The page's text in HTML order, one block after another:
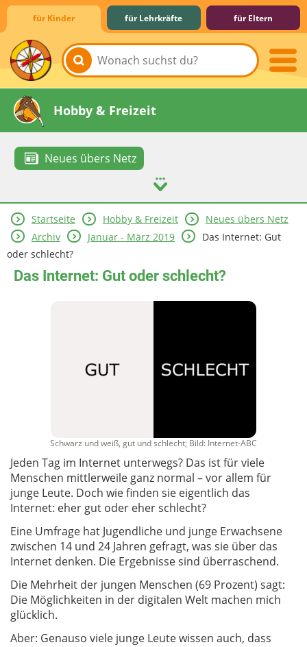
für Kinder für Lehrkräfte für Eltern
Lernen & Schule
Hobby & Freizeit
Neues übers Netz
Spiel & Spaß
Mitreden & Mitmachen
Startseite Hobby & Freizeit
Neues übers Netz
Archiv
Januar - März 2019
Das Internet: Gut
oder schlecht?
Das Internet: Gut oder schlecht?
Schwarz und weiß, gut und schlecht; Bild: Internet-ABC
Jeden Tag im Internet unterwegs? Das ist für viele
Menschen mittlerweile ganz normal – vor allem für
junge Leute. Doch wie finden sie eigentlich das
Internet: eher gut oder eher schlecht?
Eine Umfrage hat Jugendliche und junge Erwachsene
zwischen 14 und 24 Jahren gefragt, was sie über das
Internet denken. Die Ergebnisse sind überraschend.
Die Mehrheit der jungen Menschen (69 Prozent) sagt:
Die Möglichkeiten in der digitalen Welt machen mich
glücklich.
Aber: Genauso viele junge Leute wissen auch, dass